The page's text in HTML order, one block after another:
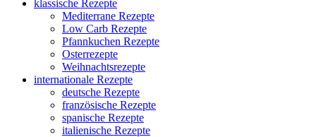
klassische Rezepte
Mediterrane Rezepte
Low Carb Rezepte
Pfannkuchen Rezepte
Osterrezepte
Weihnachtsrezepte
internationale Rezepte
deutsche Rezepte
französische Rezepte
spanische Rezepte
italienische Rezepte